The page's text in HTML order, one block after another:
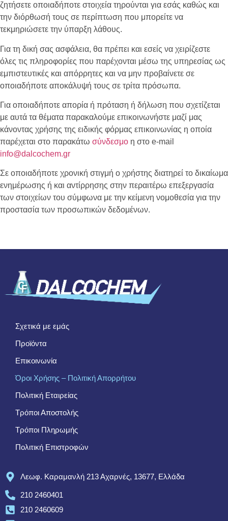
ζητήσετε οποιαδήποτε στοιχεία τηρούνται για εσάς καθώς και
την διόρθωσή τους σε περίπτωση που μπορείτε να
τεκμηριώσετε την ύπαρξη λάθους.
Για τη δική σας ασφάλεια, θα πρέπει και εσείς να χειρίζεστε
όλες τις πληροφορίες που παρέχονται μέσω της υπηρεσίας ως
εμπιστευτικές και απόρρητες και να μην προβαίνετε σε
οποιαδήποτε αποκάλυψή τους σε τρίτα πρόσωπα.
Για οποιαδήποτε απορία ή πρόταση ή δήλωση που σχετίζεται
με αυτά τα θέματα παρακαλούμε επικοινωνήστε μαζί μας
κάνοντας χρήσης της ειδικής φόρμας επικοινωνίας η οποία
παρέχεται στο παρακάτω σύνδεσμο η στο e-mail
info@dalcochem.gr
Σε οποιαδήποτε χρονική στιγμή ο χρήστης διατηρεί το δικαίωμα
ενημέρωσης ή και αντίρρησης στην περαιτέρω επεξεργασία
των στοιχείων του σύμφωνα με την κείμενη νομοθεσία για την
προστασία των προσωπικών δεδομένων.
Σχετικά με εμάς
Προϊόντα
Επικοινωνία
Όροι Χρήσης – Πολιτική Απορρήτου
Πολιτική Εταιρείας
Τρόποι Αποστολής
Τρόποι Πληρωμής
Πολιτική Επιστροφών
Λεωφ. Καραμανλή 213 Αχαρνές, 13677, Ελλάδα
210 2460401
210 2460609